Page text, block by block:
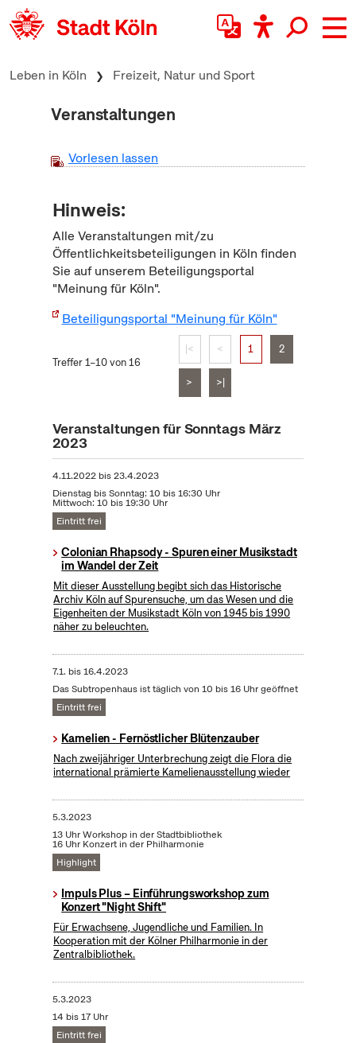
zum Inhalt springen
Leben in Köln Freizeit, Natur und Sport
Veranstaltungen
Vorlesen lassen
Hinweis:
Alle Veranstaltungen mit/zu
Öffentlichkeitsbeteiligungen in Köln finden
Sie auf unserem Beteiligungsportal
"Meinung für Köln".
Beteiligungsportal "Meinung für Köln"
Treffer 1–10 von 16
|< < 1 2
> >|
Veranstaltungen für Sonntags März
2023
4.11.2022bis23.4.2023
Dienstag bis Sonntag: 10 bis 16:30 Uhr
Mittwoch: 10 bis 19:30 Uhr
Eintritt frei
Colonian Rhapsody - Spuren einer Musikstadt
im Wandel der Zeit
Mit dieser Ausstellung begibt sich das Historische
Archiv Köln auf Spurensuche, um das Wesen und die
Eigenheiten der Musikstadt Köln von 1945 bis 1990
näher zu beleuchten.
7.1. bis16.4.2023
Das Subtropenhaus ist täglich von 10 bis 16 Uhr geöffnet
Eintritt frei
Kamelien - Fernöstlicher Blütenzauber
Nach zweijähriger Unterbrechung zeigt die Flora die
international prämierte Kamelienausstellung wieder
5.3.2023
13 Uhr Workshop in der Stadtbibliothek
16 Uhr Konzert in der Philharmonie
Highlight
Impuls Plus – Einführungsworkshop zum
Konzert "Night Shift"
Für Erwachsene, Jugendliche und Familien. In
Kooperation mit der Kölner Philharmonie in der
Zentralbibliothek.
5.3.2023
14 bis 17 Uhr
Eintritt frei